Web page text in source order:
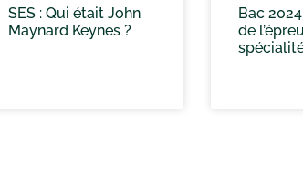
SES : Qui était John
Maynard Keynes ?
Bac
de